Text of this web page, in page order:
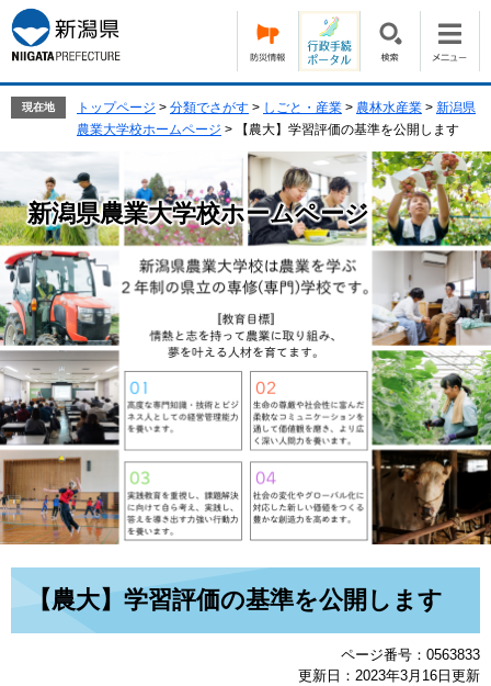
ー
ジ
の
ニ
ュ
ー
本
文
へ
現在地 トップページ > 分類でさがす > しごと・産業 > 農林水産業 > 新潟県
農業大学校ホームページ > 【農大】学習評価の基準を公開します
新潟県農業大学校ホームページ
【農大】学習評価の基準を公開します
ページ番号：0563833
更新日：2023年3月16日更新